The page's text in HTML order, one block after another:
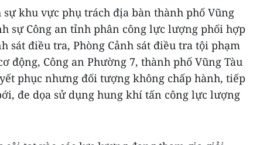
khu vực phụ trách địa bàn thành phố Vũng
sự Công an tỉnh phân công lực lượng phối hợp
sát điều tra, Phòng Cảnh sát điều tra tội phạm
động, Công an Phường 7, thành phố Vũng Tàu
phục nhưng đối tượng không chấp hành, tiếp
đe dọa sử dụng hung khí tấn công lực lượng